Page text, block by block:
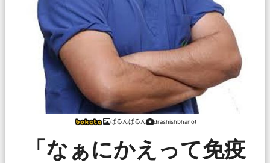
ぱるんぱるん drashishbhanot
「なぁにかえって免疫